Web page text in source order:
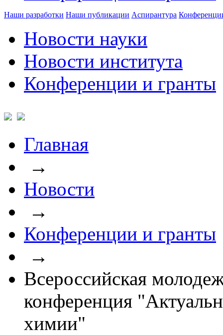
Наши разработки Наши публикации Аспирантура
Новости науки
Новости института
Конференции и гранты
Главная
→
Новости
→
Конференции и гранты
→
Всероссийская
конференция
химии"